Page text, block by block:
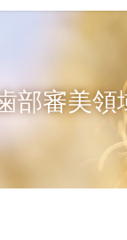
部審美